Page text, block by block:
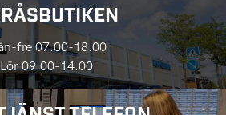
fre 07.00-18.00
Lör 09.00-14.00